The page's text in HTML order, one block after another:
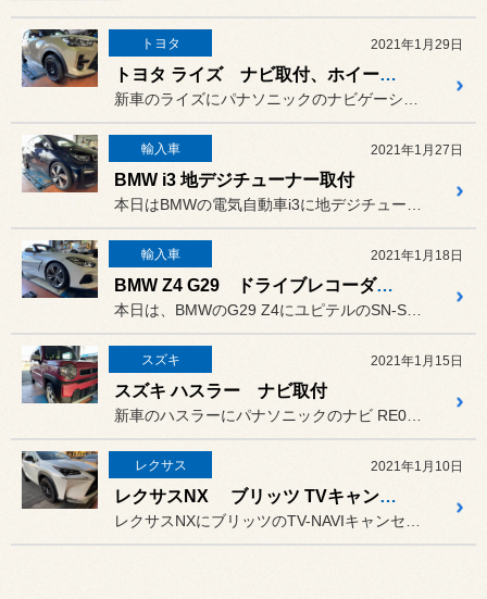
トヨタ 2021年1月29日
トヨタ ライズ ナビ取付、ホイール交換
輸入車 2021年1月27日
BMW i3 地デジチューナー取付
輸入車 2021年1月18日
BMW Z4 G29 ドライブレコーダー取付
スズキ 2021年1月15日
スズキ ハスラー ナビ取付
レクサス 2021年1月10日
レクサスNX ブリッツ TVキャンセラー